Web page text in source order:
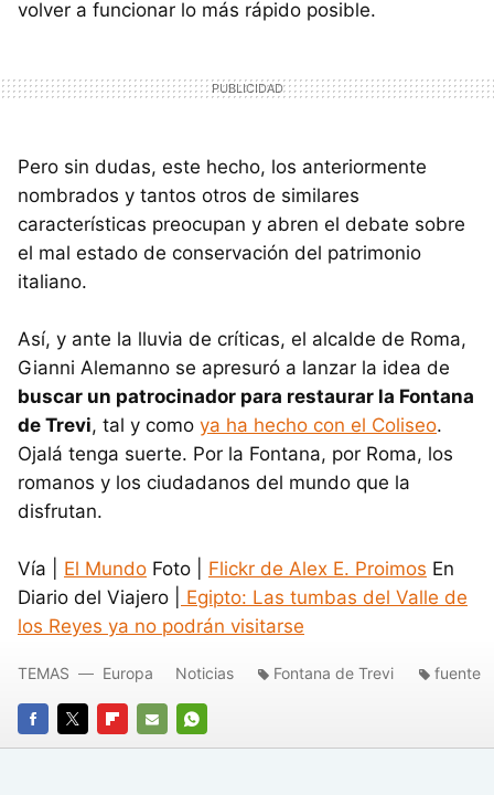
volver a funcionar lo más rápido posible.
Pero sin dudas, este hecho, los anteriormente
nombrados y tantos otros de similares
características preocupan y abren el debate sobre
el mal estado de conservación del patrimonio
italiano.
Así, y ante la lluvia de críticas, el alcalde de Roma,
Gianni Alemanno se apresuró a lanzar la idea de
buscar un patrocinador para restaurar la Fontana
de Trevi, tal y como ya ha hecho con el Coliseo.
Ojalá tenga suerte. Por la Fontana, por Roma, los
romanos y los ciudadanos del mundo que la
disfrutan.
Vía | El Mundo Foto | Flickr de Alex E. Proimos En
Diario del Viajero |
Egipto: Las tumbas del Valle de
los Reyes ya no podrán visitarse
FACEBOOK
TWITTERFLIPBOARD
E-
WHATSAPP
TEMAS Europa Noticias Fontana de Trevi fuente